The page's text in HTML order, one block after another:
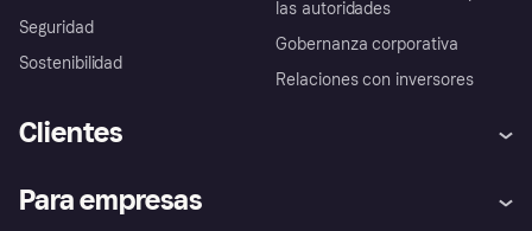
Seguridad
Sostenibilidad
las autoridades
Gobernanza corporativa
Relaciones con inversores
Clientes
Inicio de sesión
Para empresas